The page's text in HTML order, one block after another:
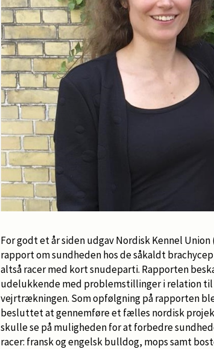
For godt et år siden udgav Nordisk Kennel Union
rapport om sundheden hos de såkaldt
altså racer med kort snudeparti. Rapporten
udelukkende med problemstillinger i relation til
vejrtrækningen. Som opfølgning på rapporten
besluttet at gennemføre et fælles nordisk
skulle se på muligheden for at forbedre
racer: fransk og engelsk bulldog, mops samt